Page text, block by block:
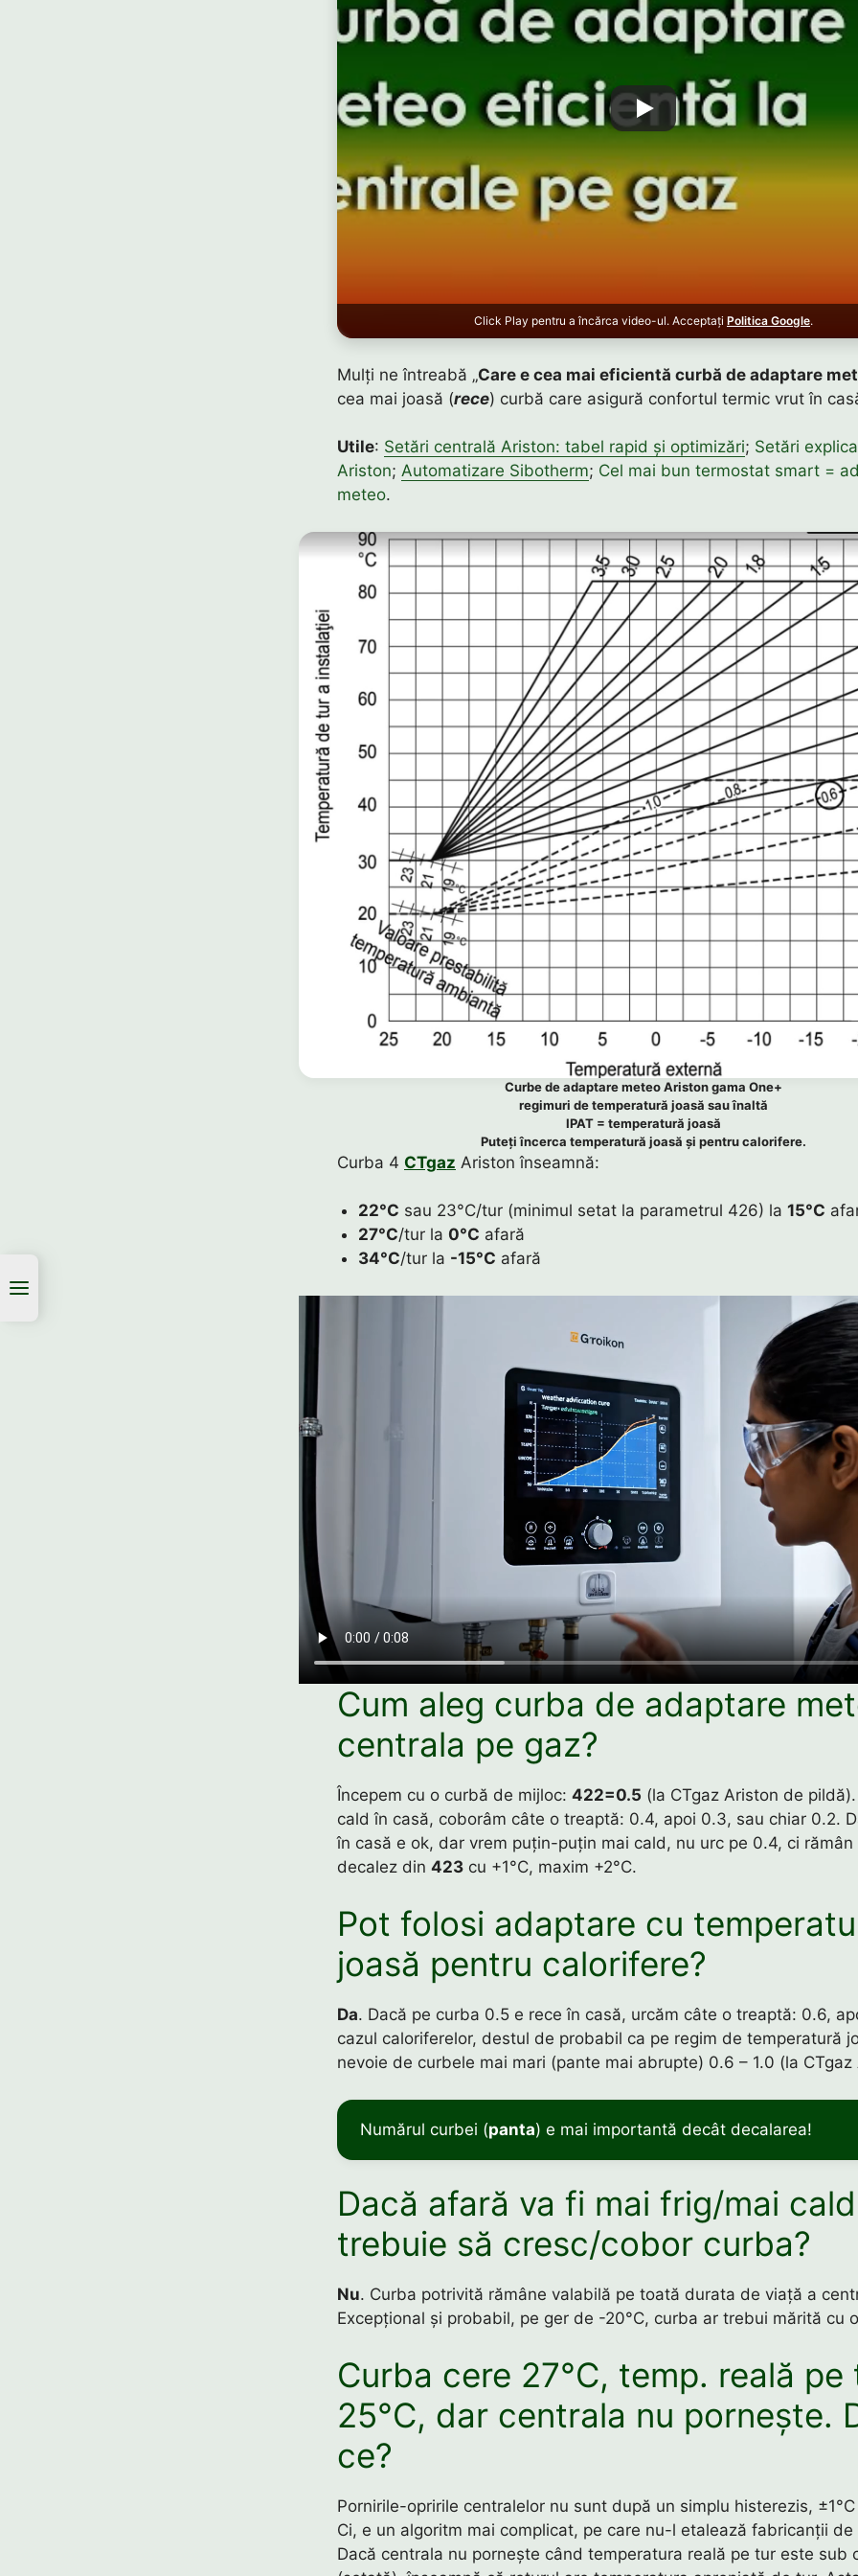
Click Play pentru a încărca video-ul. Acceptați Politica Google.
Mulți ne întreabă „Care e cea mai eficientă curbă de adaptare
cea mai joasă (rece) curbă care asigură confortul termic vrut în
Utile: Setări centrală Ariston: tabel rapid și optimizări; Setări
Ariston; Automatizare Sibotherm; Cel mai bun termostat smart =
meteo.
Curbe de adaptare meteo Ariston gama One+
regimuri de temperatură joasă sau înaltă
IPAT = temperatură joasă
Puteți încerca temperatură joasă și pentru calorifere.
Curba 4 CTgaz Ariston înseamnă:
22°C sau 23°C/tur (minimul setat la parametrul 426) la15°C
27°C/tur la 0°C afară
34°C/tur la -15°C afară
Cum aleg curba de adaptare
centrala pe gaz?
Începem cu o curbă de mijloc: 422=0.5 (la CTgaz Ariston de
cald în casă, coborâm câte o treaptă: 0.4, apoi 0.3, sau chiar 0.2.
în casă e ok, dar vrem puțin-puțin mai cald, nu urc pe 0.4, ci
decalez din 423 cu +1°C, maxim +2°C.
Pot folosi adaptare cu
joasă pentru calorifere?
Da. Dacă pe curba 0.5 e rece în casă, urcăm câte o treaptă: 0.6,
cazul caloriferelor, destul de probabil ca pe regim de temperatură
nevoie de curbele mai mari (pante mai abrupte) 0.6 – 1.0 (la CTgaz
Numărul curbei (panta) e mai importantă decât decalarea!
Dacă afară va fi mai frig/mai
trebuie să cresc/cobor curba?
Nu. Curba potrivită rămâne valabilă pe toată durata de viață a
Excepțional și probabil, pe ger de -20°C, curba ar trebui mărită cu
Curba cere 27°C, temp. reală pe
25°C, dar centrala nu pornește.
ce?
Pornirile-opririle centralelor nu sunt după un simplu histerezis,
Ci, e un algoritm mai complicat, pe care nu-l etalează fabricanții de
Dacă centrala nu pornește când temperatura reală pe tur este sub